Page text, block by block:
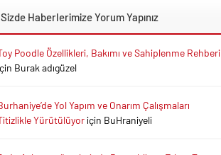
Sizde Haberlerimize Yorum Yapınız
Poodle Özellikleri, Bakımı ve Sahiplenme Rehberi
Burak adıgüzel
Yol Yapım ve Onarım Çalışmaları
Yürütülüyoriçin BuHraniyeli